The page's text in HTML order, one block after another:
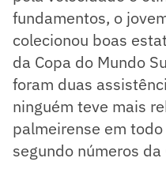
fundamentos, o
colecionou boas
da Copa do Mundo
foram duas
ninguém teve mais
palmeirense em
segundo números